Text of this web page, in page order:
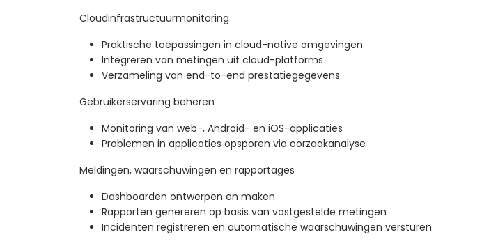
Cloudinfrastructuurmonitoring
Praktische toepassingen in cloud-native omgevingen
Integreren van metingen uit cloud-platforms
Verzameling van end-to-end prestatiegegevens
Gebruikerservaring beheren
Monitoring van web-, Android- en iOS-applicaties
Problemen in applicaties opsporen via oorzaakanalyse
Meldingen, waarschuwingen en rapportages
Dashboarden ontwerpen en maken
Rapporten genereren op basis van vastgestelde metingen
Incidenten registreren en automatische waarschuwingen versturen